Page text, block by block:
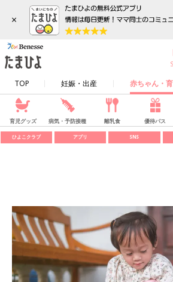
×
TOP 妊娠・出産 赤ちゃん・
育児グッズ 病気・予防接種 離乳食 優待パス
ひよこクラブ アプリ SNS